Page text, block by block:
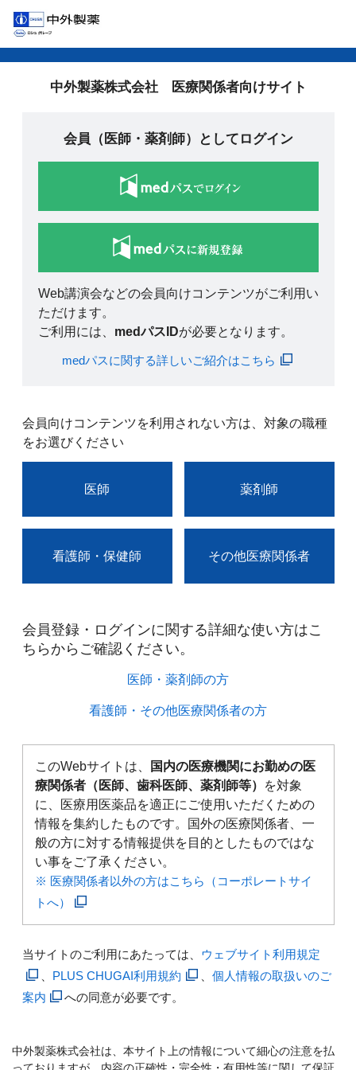
中外製薬株式会社 医療関係者向けサイト
会員（医師・薬剤師）としてログイン
Web講演会などの会員向けコンテンツがご利用い
ただけます。
ご利用には、 medパスIDが必要となります。
medパスに関する詳しいご紹介はこちら
会員向けコンテンツを利用されない方は、対象の職種
をお選びください
医師 薬剤師
看護師・保健師 その他医療関係者
会員登録・ログインに関する詳細な使い方はこ
ちらからご確認ください。​
医師・薬剤師の方​
看護師・その他医療関係者の方​
このWebサイトは、
国内の医療機関にお勤めの医
療関係者（医師、歯科医師、薬剤師等）
を対象
に、医療用医薬品を適正にご使用いただくための
情報を集約したものです。国外の医療関係者、一
般の方に対する情報提供を目的としたものではな
い事をご了承ください。
※ 医療関係者以外の方はこちら（コーポレートサイ
トへ）
当サイトのご利用にあたっては、 ウェブサイト利用規定
PLUS CHUGAI利用規約
個人情報の取扱いのご
案内
への同意が必要です。
中外製薬株式会社は、本サイト上の情報について細心の注意を払
っておりますが、内容の正確性・完全性・有用性等に関して保証